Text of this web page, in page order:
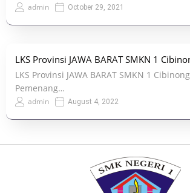
admin October 29, 2021
LKS Provinsi JAWA BARAT SMKN 1
LKS Provinsi JAWA BARAT SMKN 1
Pemenang…
admin August 4, 2022